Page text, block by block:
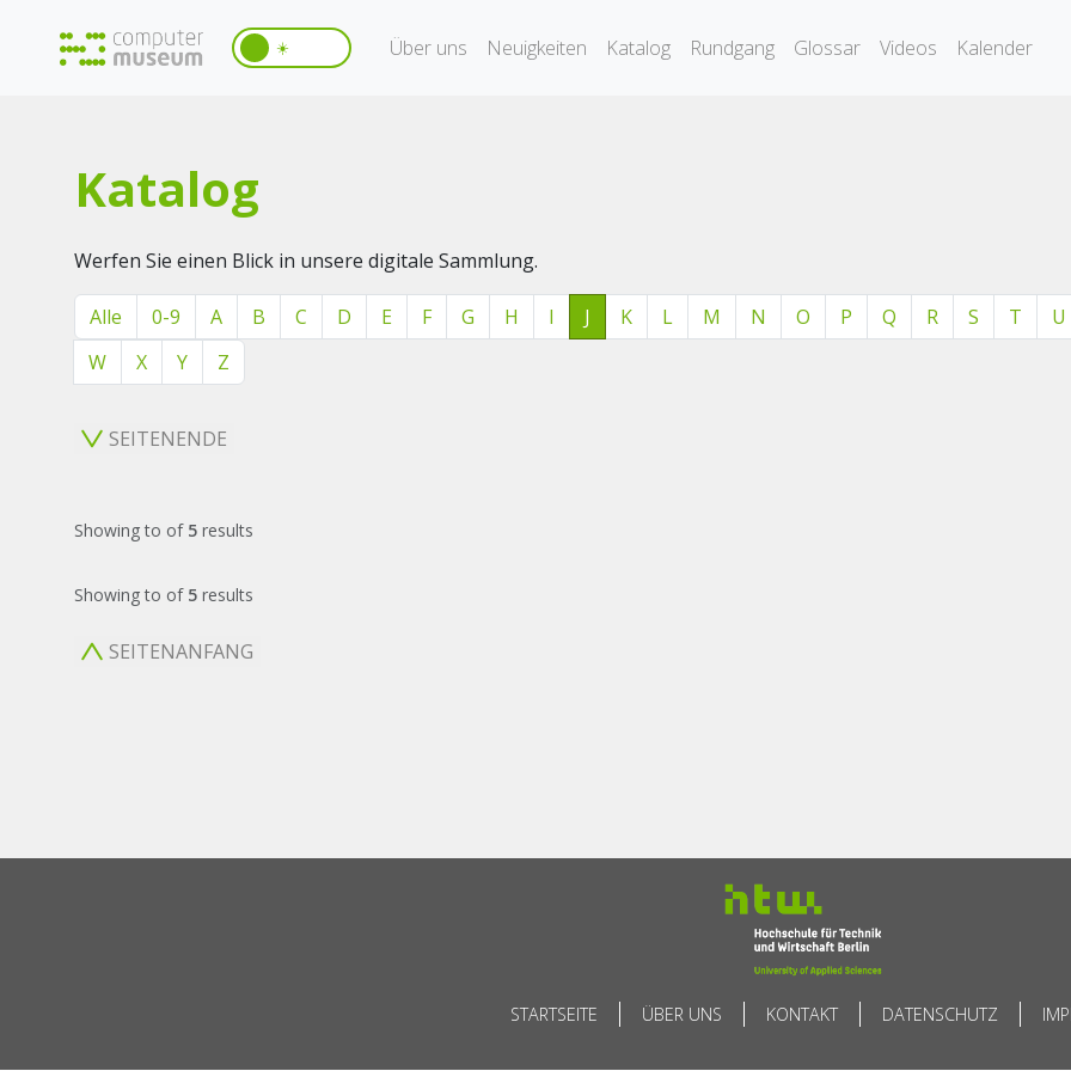
☀️ Über uns Neuigkeiten Katalog Rundgang Glossar Videos Kalender
Katalog
Werfen Sie einen Blick in unsere digitale Sammlung.
Alle 0-9 A B C D E F G H I J K L M N O P Q R S T U
W
X Y Z
SEITENENDE
Showingto of 5 results
Showingto of 5 results
SEITENANFANG
STARTSEITE ÜBER UNS KONTAKT DATENSCHUTZ